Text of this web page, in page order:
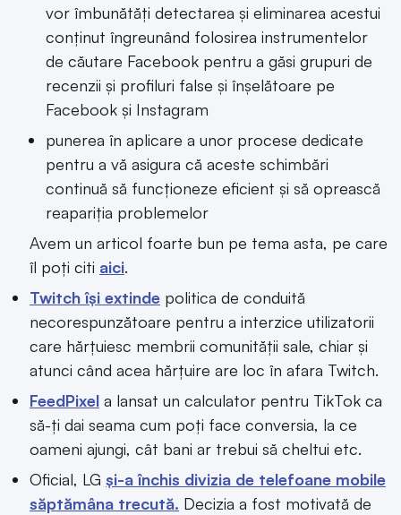
vor îmbunătăți detectarea și eliminarea acestui
conținut îngreunând folosirea instrumentelor
de căutare Facebook pentru a găsi grupuri de
recenzii și profiluri false și înșelătoare pe
Facebook și Instagram
punerea în aplicare a unor procese dedicate
pentru a vă asigura că aceste schimbări
continuă să funcționeze eficient și să oprească
reapariția problemelor
Avem un articol foarte bun pe tema asta, pe care
îl poți citi aici.
Twitch își extinde politica de conduită
necorespunzătoare pentru a interzice utilizatorii
care hărțuiesc membrii comunității sale, chiar și
atunci când acea hărțuire are loc în afara Twitch.
FeedPixel a lansat un calculator pentru TikTok ca
să-ți dai seama cum poți face conversia, la ce
oameni ajungi, cât bani ar trebui să cheltui etc.
Oficial, LG și-a închis divizia de telefoane mobile
săptămâna trecută. Decizia a fost motivată de